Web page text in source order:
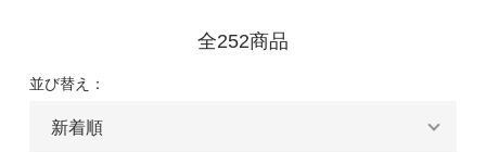
全252商品
並び替え：